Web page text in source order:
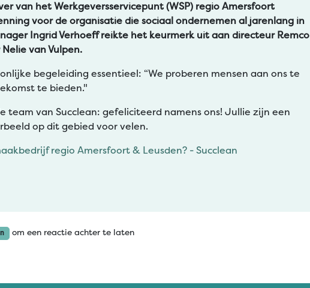
van het Werkgeversservicepunt (WSP) regio Amersfoort
voor de organisatie die sociaal ondernemen al jarenlang in
Ingrid Verhoeff reikte het keurmerk uit aan directeur Remco
van Vulpen.
begeleiding essentieel: “We proberen mensen aan ons te
te bieden."
team van Succlean: gefeliciteerd namens ons! Jullie zijn een
op dit gebied voor velen.
regio Amersfoort & Leusden? - Succlean
om een reactie achter te laten